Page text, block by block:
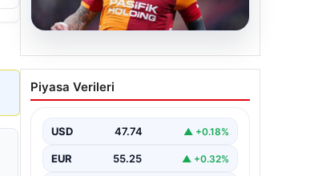
07.08.2026
Mauro Icardi ile
Galatasaray arasındaki
Piyasa Verileri
USD 47.74 ▲ +0.18%
EUR 55.25 ▲ +0.32%